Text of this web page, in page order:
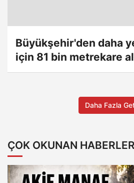
Büyükşehir'den daha
için 81 bin metrekare
hazırlığı
Daha Fazla
ÇOK OKUNAN HABERLER